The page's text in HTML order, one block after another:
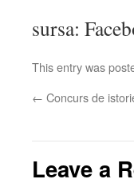
sursa:
This entry was
← Concurs de
Leave a